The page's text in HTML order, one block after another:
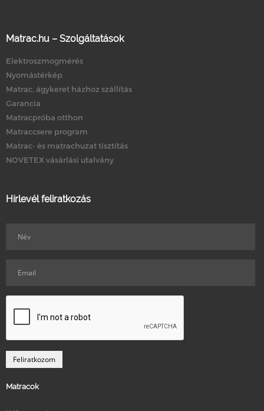
Matrac.hu – Szolgáltatások
Elektroszmogmérés
Nyomástérkép
Matrac, ágykeret házhoz szállítás
Garancia
Matracpróba otthon
Matraccsere program
Matrac- és matrachuzat tisztítás
NOVETEX vásárlási utalvány
Hírlevél feliratkozás
Matracok